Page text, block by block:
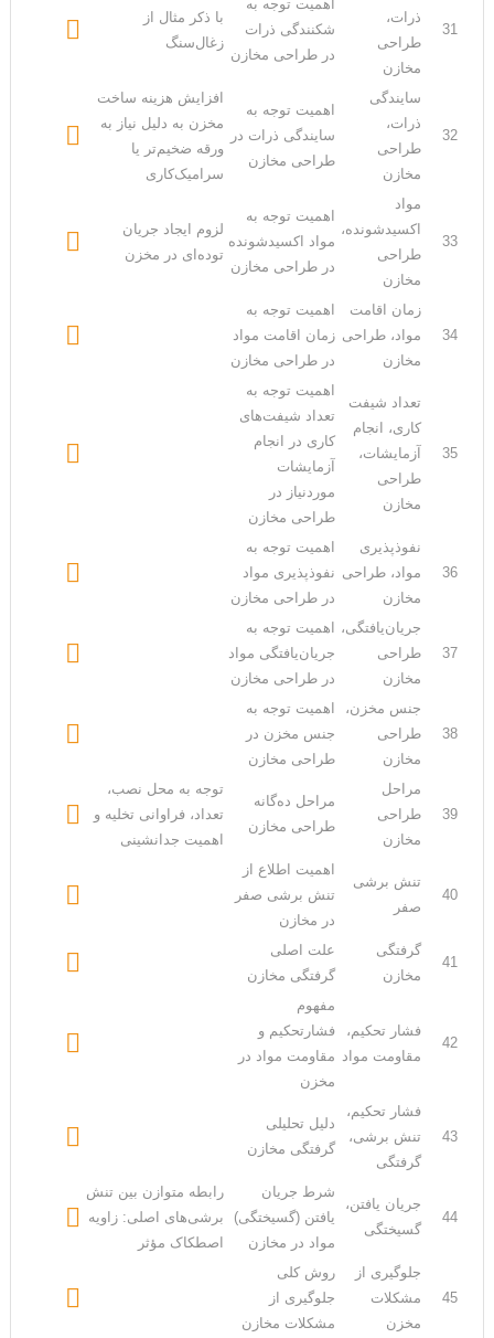
31
ذرات،
طراحی
مخازن
اهمیت توجه به
شکنندگی ذرات
در طراحی مخازن
با ذکر مثال از
زغال‌سنگ

32
سایندگی
ذرات،
طراحی
مخازن
اهمیت توجه به
سایندگی ذرات در
طراحی مخازن
افزایش هزینه ساخت
مخزن به دلیل نیاز به
ورقه ضخیم‌تر یا
سرامیک‌کاری

33
مواد
اکسیدشونده،
طراحی
مخازن
اهمیت توجه به
مواد اکسیدشونده
در طراحی مخازن
لزوم ایجاد جریان
توده‌ای در مخزن

34
زمان اقامت
مواد، طراحی
مخازن
اهمیت توجه به
زمان اقامت مواد
در طراحی مخازن

35
تعداد شیفت
کاری، انجام
آزمایشات،
طراحی
مخازن
اهمیت توجه به
تعداد شیفت‌های
کاری در انجام
آزمایشات
موردنیاز در
طراحی مخازن

36
نفوذپذیری
مواد، طراحی
مخازن
اهمیت توجه به
نفوذپذیری مواد
در طراحی مخازن

37
جریان‌یافتگی،
طراحی
مخازن
اهمیت توجه به
جریان‌یافتگی مواد
در طراحی مخازن

38
جنس مخزن،
طراحی
مخازن
اهمیت توجه به
جنس مخزن در
طراحی مخازن

39
مراحل
طراحی
مخازن
مراحل ده‌گانه
طراحی مخازن
توجه به محل نصب،
تعداد، فراوانی تخلیه و
اهمیت جدانشینی

40
تنش برشی
صفر
اهمیت اطلاع از
تنش برشی صفر
در مخازن

41
گرفتگی
مخازن
علت اصلی
گرفتگی مخازن

42
فشار تحکیم،
مقاومت مواد
مفهوم
فشارتحکیم و
مقاومت مواد در
مخزن

43
فشار تحکیم،
تنش برشی،
گرفتگی
دلیل تحلیلی
گرفتگی مخازن

44
جریان یافتن،
گسیختگی
شرط جریان
یافتن (گسیختگی)
مواد در مخازن
رابطه متوازن بین تنش
برشی‌های اصلی: زاویه
اصطکاک مؤثر

45
جلوگیری از
مشکلات
مخزن
روش‌ کلی
جلوگیری از
مشکلات مخازن
